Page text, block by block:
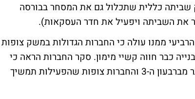
שביתה כללית שתכלול גם את המסחר בבורסה
את השביתה ויפעיל את חדר העסקאות).
ממנו עולה כי החברות הגדולות במשק צופות
כבר חווה קשיי מימון. סקר החברות הראה כי
ברבעון ה-4 עלתה פעילות החברות בקצב מתון יותר מברבעון ה-3 והחברות צופות שהפעילות תמשיך